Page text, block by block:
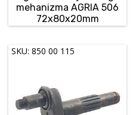
mehanizma AGRIA 506
72x80x20mm
SKU: 850 00 115